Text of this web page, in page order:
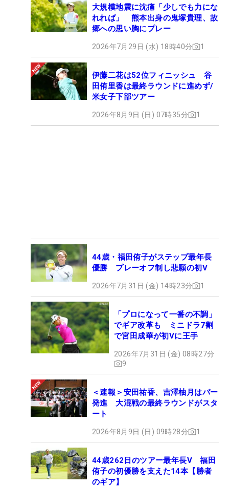
大規模地震に沈痛「少しでも力にな
れれば」 熊本出身の鬼塚貴理、故
郷への思い胸にプレー
2026年7月29日 (水) 18時40分 1
伊藤二花は52位フィニッシュ 谷
田侑里香は最終ラウンドに進めず/
米女子下部ツアー
2026年8月9日 (日) 07時35分 1
44歳・福田侑子がステップ最年長
優勝 プレーオフ制し悲願の初V
2026年7月31日 (金) 14時23分 1
「プロになって一番の不調」
でギア改革も ミニドラ7割
で宮田成華が初Vに王手
2026年7月31日 (金) 08時27分
9
＜速報＞安田祐香、吉澤柚月はパー
発進 大混戦の最終ラウンドがスタ
ート
2026年8月9日 (日) 09時28分 1
44歳262日のツアー最年長V 福田
侑子の初優勝を支えた14本【勝者
のギア】